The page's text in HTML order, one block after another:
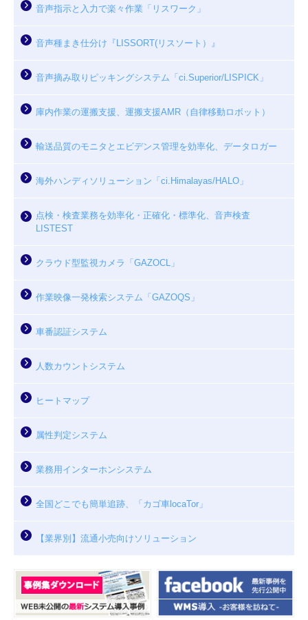
音声指示と入力で楽々作業「リスワーク」
音声種まき仕分け『LISSORT(リスソート）』
音声摘み取りピッキングシステム「ci.Superior/LISPICK」
庫内作業の運搬支援、運搬支援AMR（自律移動ロボット）
輸送品質のモニタとエビデンス管理を効率化、データロガー
海外ハンディソリューション「ci.Himalayas/HALO」
点検・検査業務を効率化・正確化・標準化、音声検査
LISTEST
クラウド型監視カメラ「GAZOCL」
作業映像一発検索システム「GAZOQS」
車番認証システム
人数カウントシステム
ヒートマップ
属性判定システム
業務用インターホンシステム
全国どこでも簡単追跡、「カゴ車locaTor」
【業界別】流通小売向けソリューション